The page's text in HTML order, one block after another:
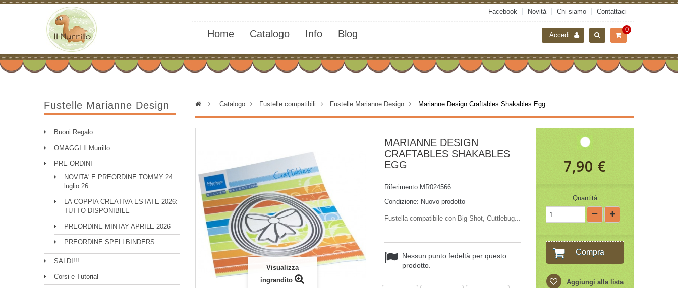
Facebook Novità Chi siamo Contattaci
0
Home Catalogo Info Blog Accedi
Fustelle Marianne Design
Buoni Regalo
OMAGGI Il Murrillo
PRE-ORDINI
NOVITA' E PREORDINE TOMMY 24
luglio 26
LA COPPIA CREATIVA ESTATE 2026:
TUTTO DISPONIBILE
PREORDINE MINTAY APRILE 2026
PREORDINE SPELLBINDERS
SALDI!!!
Corsi e Tutorial
> Catalogo > Fustelle compatibili > Fustelle Marianne Design > Marianne Design Craftables Shakables Egg
Visualizza
ingrandito
MARIANNE DESIGN
CRAFTABLES SHAKABLES
EGG
Riferimento MR024566
Condizione: Nuovo prodotto
Fustella compatibile con Big Shot, Cuttlebug...
Nessun punto fedeltà per questo
prodotto.
7,90 €
Quantità
Compra
Aggiungi alla lista